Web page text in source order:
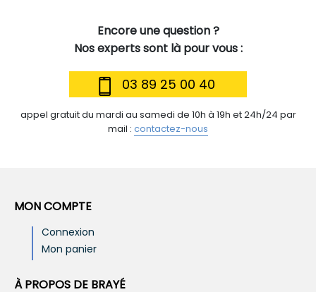
Encore une question ?
Nos experts sont là pour vous :
03 89 25 00 40
appel gratuit du mardi au samedi de 10h à 19h et 24h/24 par
mail : contactez-nous
MON COMPTE
Connexion
Mon panier
À PROPOS DE BRAYÉ